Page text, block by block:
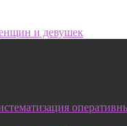
и девушек